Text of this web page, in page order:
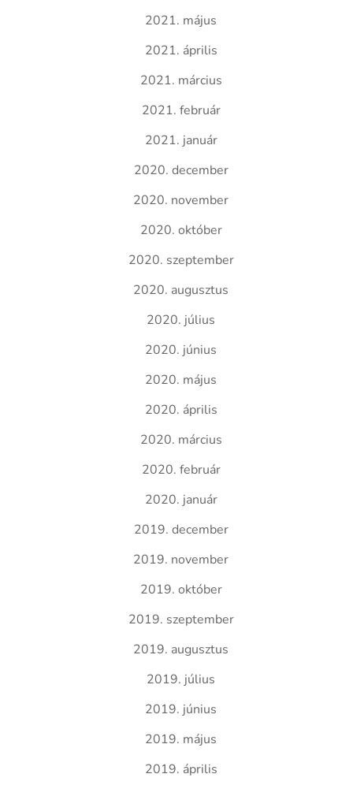
2021. május
2021. április
2021. március
2021. február
2021. január
2020. december
2020. november
2020. október
2020. szeptember
2020. augusztus
2020. július
2020. június
2020. május
2020. április
2020. március
2020. február
2020. január
2019. december
2019. november
2019. október
2019. szeptember
2019. augusztus
2019. július
2019. június
2019. május
2019. április